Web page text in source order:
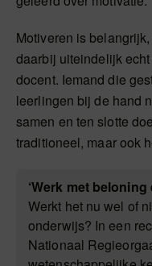
Motiveren is
daarbij uiteindelijk
docent. Iemand die
leerlingen bij de hand
samen en ten slotte
traditioneel, maar ook
‘Werk met beloning
Werkt het nu wel of
onderwijs? In een
Nationaal